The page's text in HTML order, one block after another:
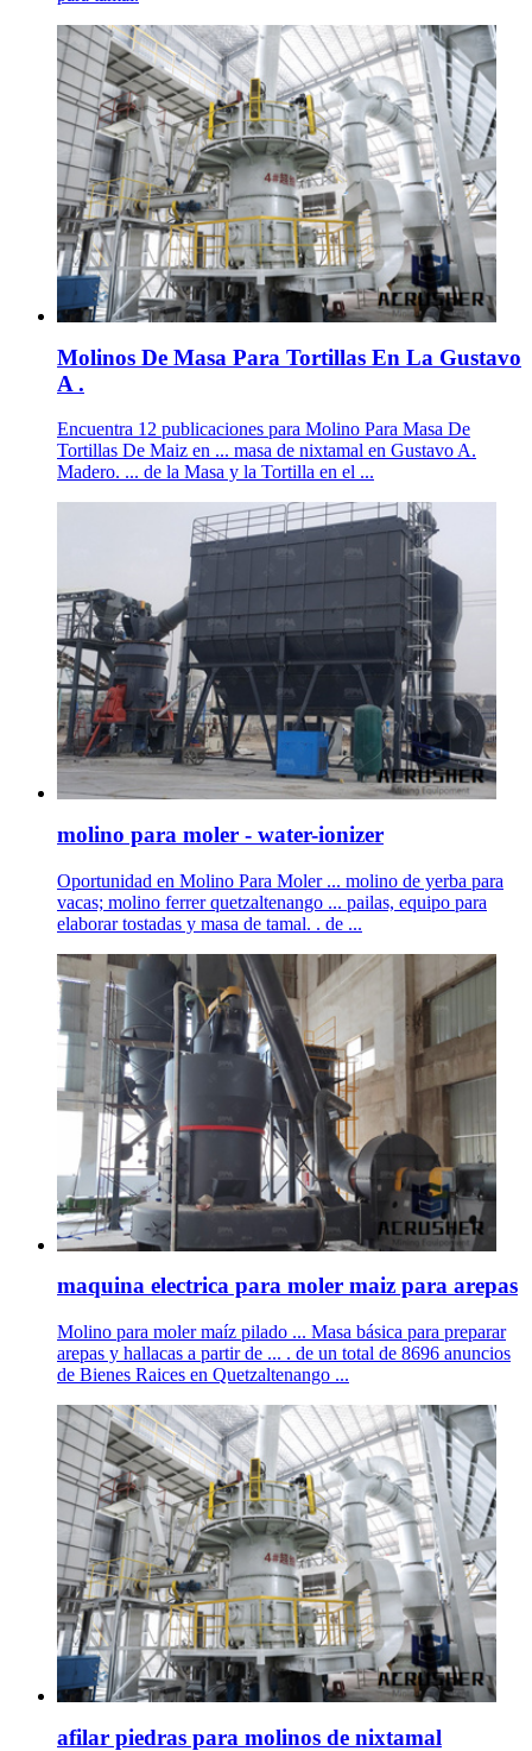
Molinos De Masa Para Tortillas En La Gustavo
A .
Encuentra 12 publicaciones para Molino Para Masa De
Tortillas De Maiz en ... masa de nixtamal en Gustavo A.
Madero. ... de la Masa y la Tortilla en el ...
molino para moler - water-ionizer
Oportunidad en Molino Para Moler ... molino de yerba para
vacas; molino ferrer quetzaltenango ... pailas, equipo para
elaborar tostadas y masa de tamal. . de ...
maquina electrica para moler maiz para arepas
Molino para moler maíz pilado ... Masa básica para preparar
arepas y hallacas a partir de ... . de un total de 8696 anuncios
de Bienes Raices en Quetzaltenango ...
afilar piedras para molinos de nixtamal